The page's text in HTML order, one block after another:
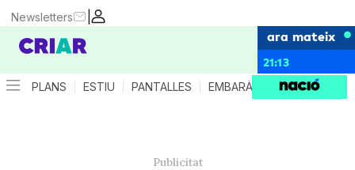
|
Newsletters
ara mateix
21:13
PLANS ESTIU PANTALLES EMBARÀS CRIANÇA